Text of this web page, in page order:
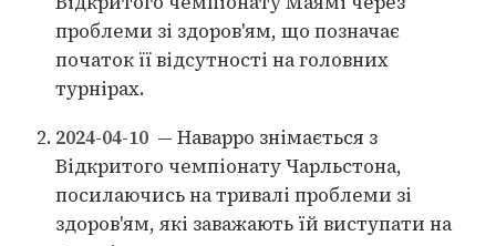
проблеми зі здоров'ям, що позначає
початок її відсутності на головних
турнірах.
2024-04-10 — Наварро знімається з
Відкритого чемпіонату Чарльстона,
посилаючись на тривалі проблеми зі
здоров'ям, які заважають їй виступати на